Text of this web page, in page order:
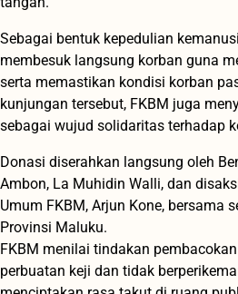
Sebagai bentuk kepedulian
membesuk langsung korban guna
serta memastikan kondisi korban
kunjungan tersebut, FKBM juga
sebagai wujud solidaritas terhadap
Donasi diserahkan langsung oleh
Ambon, La Muhidin Walli, dan
Umum FKBM, Arjun Kone, bersama
Provinsi Maluku.
FKBM menilai tindakan
perbuatan keji dan tidak